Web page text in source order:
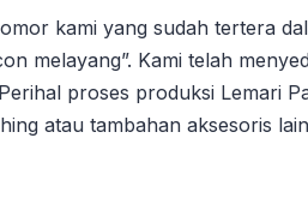
kami yang sudah tertera
melayang”. Kami telah
Perihal proses produksi Lemari
atau tambahan aksesoris